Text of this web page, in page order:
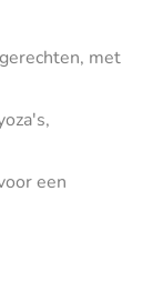
met
een